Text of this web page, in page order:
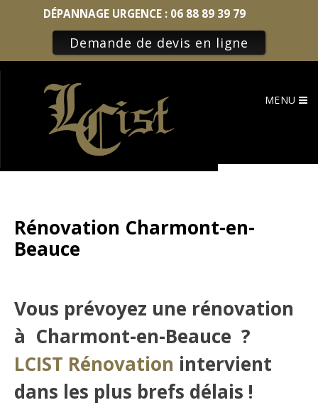
Skip
MENU
Rénovation Charmont-en-
Beauce
Vous prévoyez une rénovation
à Charmont-en-Beauce ?
LCIST Rénovation intervient
dans les plus brefs délais !
DÉPANNAGE URGENCE : 06 88 89 39 79
Demande de devis en ligne